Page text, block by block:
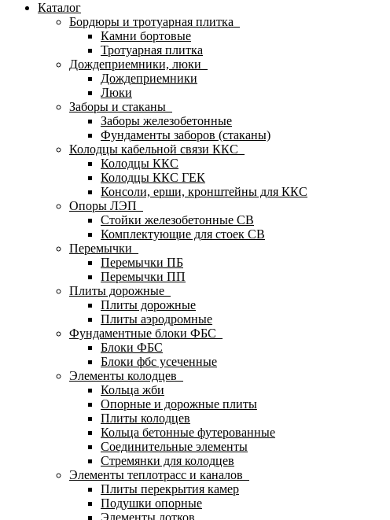
Каталог
Бордюры и тротуарная плитка
Камни бортовые
Тротуарная плитка
Дождеприемники, люки
Дождеприемники
Люки
Заборы и стаканы
Заборы железобетонные
Фундаменты заборов (стаканы)
Колодцы кабельной связи ККС
Колодцы ККС
Колодцы ККС ГЕК
Консоли, ерши, кронштейны для ККС
Опоры ЛЭП
Стойки железобетонные СВ
Комплектующие для стоек СВ
Перемычки
Перемычки ПБ
Перемычки ПП
Плиты дорожные
Плиты дорожные
Плиты аэродромные
Фундаментные блоки ФБС
Блоки ФБС
Блоки фбс усеченные
Элементы колодцев
Кольца жби
Опорные и дорожные плиты
Плиты колодцев
Кольца бетонные футерованные
Соединительные элементы
Стремянки для колодцев
Элементы теплотрасс и каналов
Плиты перекрытия камер
Подушки опорные
Элементы лотков